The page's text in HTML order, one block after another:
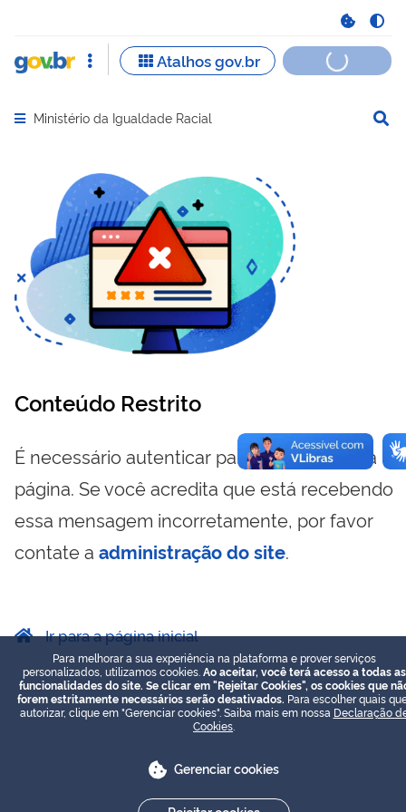
Abrir menu principal de navegação
Ministério da Igualdade Racial
Conteúdo Restrito
É necessário autenticar para visualizar essa
página. Se você acredita que está recebendo
essa mensagem incorretamente, por favor
contate a administração do site.
Ir para a página inicial
Para melhorar a sua experiência na plataforma e prover serviços
personalizados, utilizamos cookies. Ao aceitar, você terá acesso a todas as
funcionalidades do site. Se clicar em "Rejeitar Cookies", os cookies que
forem estritamente necessários serão desativados. Para escolher quais
autorizar, clique em "Gerenciar cookies". Saiba mais em nossa Declaração
Cookies
Gerenciar cookies